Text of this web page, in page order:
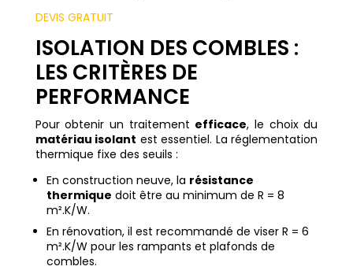
DEVIS GRATUIT
ISOLATION DES COMBLES :
LES CRITÈRES DE
PERFORMANCE
Pour obtenir un traitement efficace, le choix du
matériau isolant est essentiel. La réglementation
thermique fixe des seuils :
En construction neuve, la résistance
thermique doit être au minimum de R = 8
m².K/W.
En rénovation, il est recommandé de viser R = 6
m².K/W pour les rampants et plafonds de
combles.